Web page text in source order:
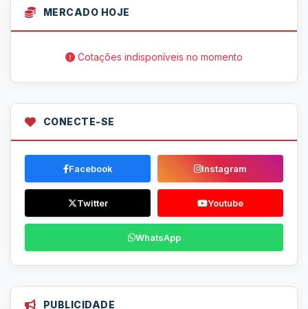
MERCADO HOJE
Cotações indisponíveis no momento
CONECTE-SE
Facebook Instagram
Twitter Youtube
WhatsApp
PUBLICIDADE